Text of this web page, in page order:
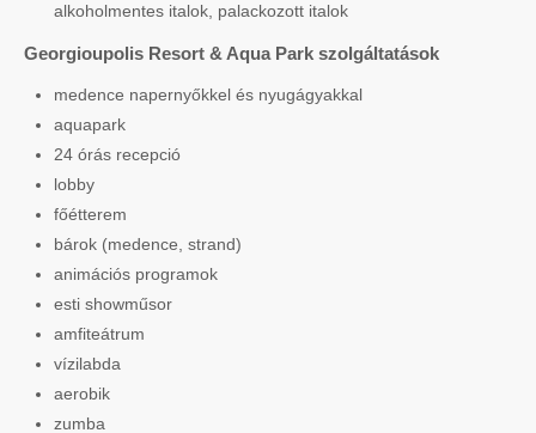
alkoholmentes italok, palackozott italok
Georgioupolis Resort & Aqua Park szolgáltatások
medence napernyőkkel és nyugágyakkal
aquapark
24 órás recepció
lobby
főétterem
bárok (medence, strand)
animációs programok
esti showműsor
amfiteátrum
vízilabda
aerobik
zumba